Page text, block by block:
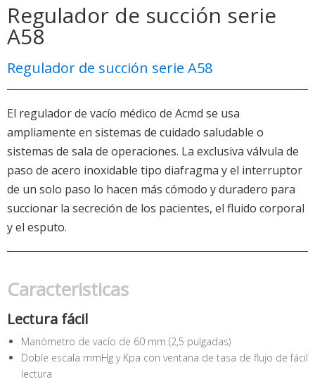
Regulador de succión serie
A58
Regulador de succión serie A58
El regulador de vacío médico de Acmd se usa
ampliamente en sistemas de cuidado saludable o
sistemas de sala de operaciones. La exclusiva válvula de
paso de acero inoxidable tipo diafragma y el interruptor
de un solo paso lo hacen más cómodo y duradero para
succionar la secreción de los pacientes, el fluido corporal
y el esputo.
Caracteristicas
Lectura fácil
Manómetro de vacío de 60 mm (2,5 pulgadas)
Doble escala mmHg y Kpa con ventana de tasa de flujo de fácil
lectura